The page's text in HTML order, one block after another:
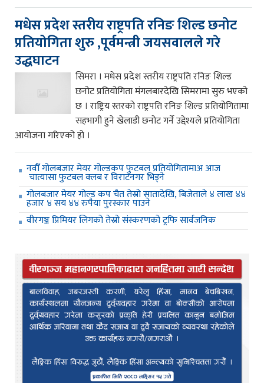
मधेस प्रदेश स्तरीय राष्ट्रपति रनिङ शिल्ड छनोट
प्रतियोगिता शुरु ,पूर्वमन्त्री जयसवालले गरे
उद्धघाटन
सिमरा । मधेस प्रदेश स्तरीय राष्ट्रपति रनिङ शिल्ड
छनोट प्रतियोगिता मंगलबारदेखि सिमरामा सुरु भएको
छ । राष्ट्रिय स्तरको राष्ट्रपति रनिङ शिल्ड प्रतियोगितामा
सहभागी हुने खेलाडी छनोट गर्ने उद्देश्यले प्रतियोगिता
आयोजना गरिएको हो ।
नवौँ गोलबजार मेयर गोल्डकप फुटबल प्रतियोगितामाअ आज
चात्यासा फुटबल क्लब र विराटनगर भिड्ने
गोलबजार मेयर गोल्ड कप चैत तेस्रो सातादेखि, बिजेताले ४ लाख ४४
हजार ४ सय ४४ रुपैया पुरस्कार पाउने
वीरगञ्ज प्रिमियर लिगको तेस्रो संस्करणको ट्रफि सार्वजनिक